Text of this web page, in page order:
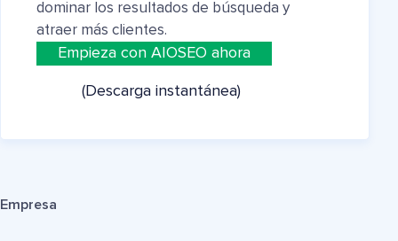
dominar los resultados de búsqueda y
atraer más clientes.
Empieza con AIOSEO ahora
(Descarga instantánea)
Empresa